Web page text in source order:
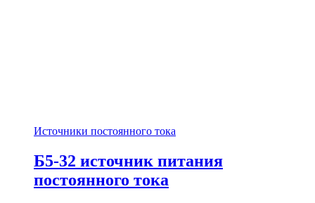
Источники постоянного тока
Б5-32 источник питания
постоянного тока